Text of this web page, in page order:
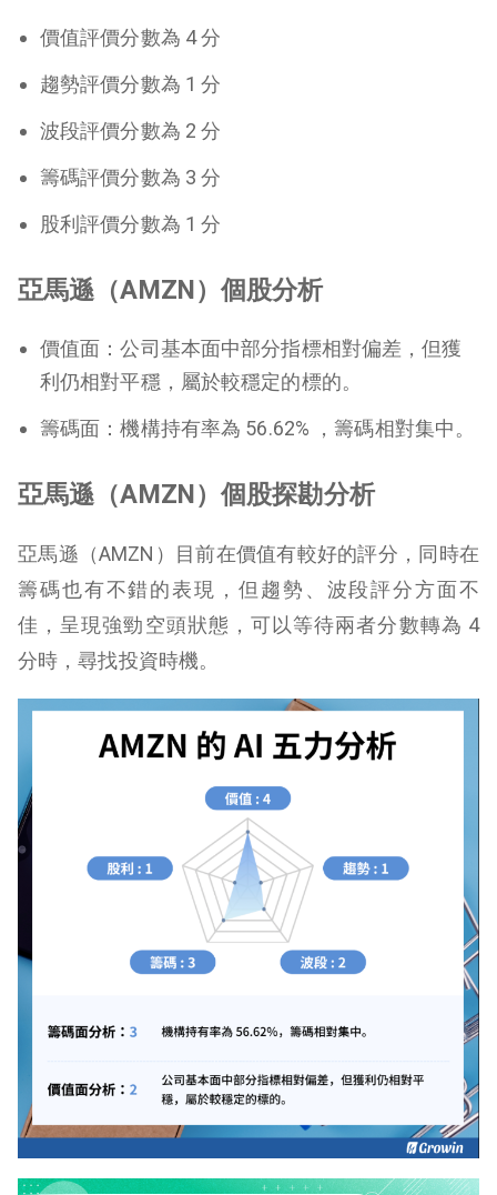
價值評價分數為 4 分
趨勢評價分數為 1 分
波段評價分數為 2 分
籌碼評價分數為 3 分
股利評價分數為 1 分
亞馬遜（AMZN）個股分析
價值面：公司基本面中部分指標相對偏差，但獲
利仍相對平穩，屬於較穩定的標的。
籌碼面：機構持有率為 56.62% ，籌碼相對集中。
亞馬遜（AMZN）個股探勘分析
亞馬遜（AMZN）目前在價值有較好的評分，同時在
籌碼也有不錯的表現，但趨勢、波段評分方面不
佳，呈現強勁空頭狀態，可以等待兩者分數轉為 4
分時，尋找投資時機。